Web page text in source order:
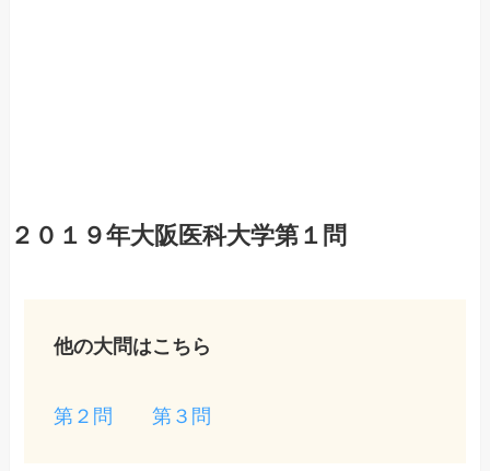
２０１９年大阪医科大学第１問
他の大問はこちら
第２問 第３問